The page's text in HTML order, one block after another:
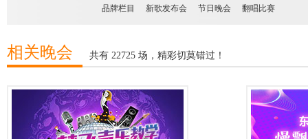
品牌栏目 新歌发布会 节日晚会 翻唱比赛
相关晚会 共有 22725 场，精彩切莫错过！